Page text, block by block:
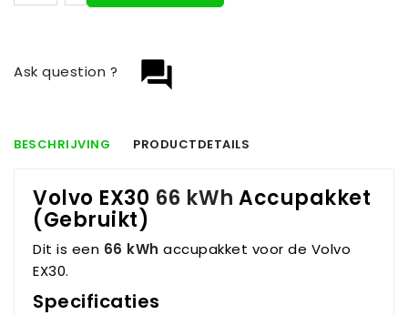
question_answer
Ask question ?
BESCHRIJVING PRODUCTDETAILS
Volvo EX30 66 kWh Accupakket
(Gebruikt)
Dit is een 66 kWh accupakket voor de Volvo
EX30.
Specificaties